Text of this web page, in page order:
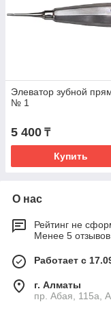
Элеватор зубной
№ 1
5 400 ₸
Купить
О нас
Рейтинг не
Менее 5
Работает с
г. Алматы
пр. Абая, 115а,